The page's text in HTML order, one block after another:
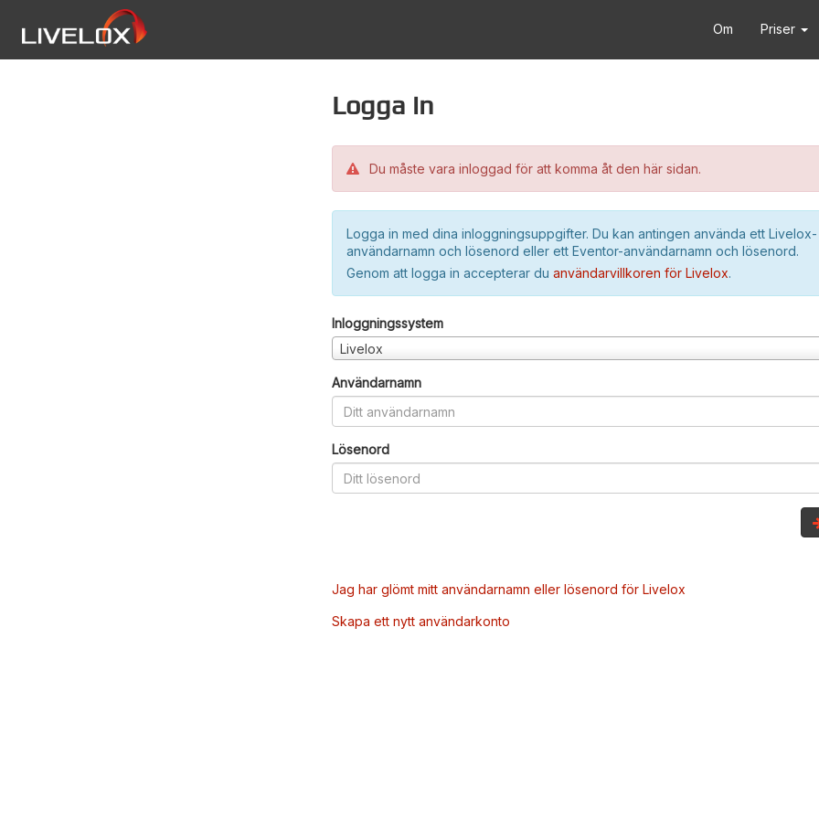
Om Priser
Logga in
Du måste vara inloggad för att komma åt den här sidan.
Logga in med dina inloggningsuppgifter. Du kan antingen använda ett Livelox-
användarnamn och lösenord eller ett Eventor-användarnamn och lösenord.
Genom att logga in accepterar du användarvillkoren för Livelox.
Inloggningssystem
Livelox
Användarnamn
Lösenord
Jag har glömt mitt användarnamn eller lösenord för Livelox
Skapa ett nytt användarkonto